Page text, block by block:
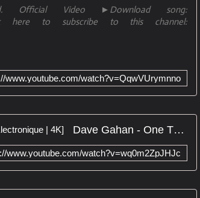
Official Video ►Download song:
here to subscribe to this channel:
www.youtube.com/watch?v=QqwVUrymnno
Dave Gahan - One Thing [Musique Electronique | 4K]
www.youtube.com/watch?v=wq0m2ZpJHJc